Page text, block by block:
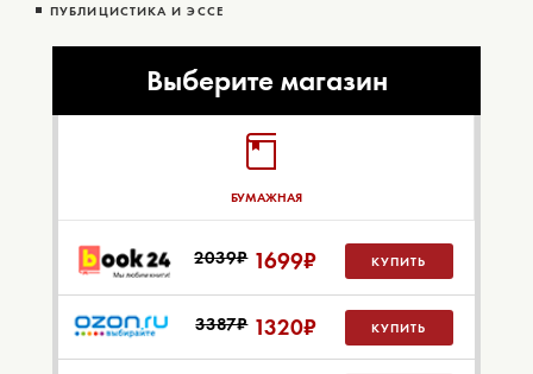
ПУБЛИЦИСТИКА И ЭССЕ
Выберите магазин
БУМАЖНАЯ
2039₽ 1699₽ КУПИТЬ
3387₽ 1320₽ КУПИТЬ